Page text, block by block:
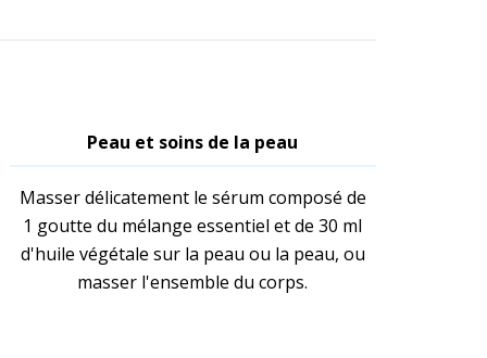
Peau et soins de la peau
Masser délicatement le sérum composé de
1 goutte du mélange essentiel et de 30 ml
d'huile végétale sur la peau ou la peau, ou
masser l'ensemble du corps.